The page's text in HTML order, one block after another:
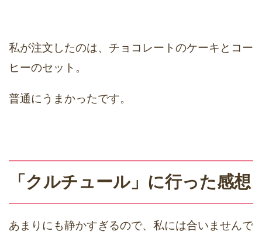
私が注文したのは、チョコレートのケーキとコー
ヒーのセット。
普通にうまかったです。
「クルチュール」に行った感想
あまりにも静かすぎるので、私には合いませんで